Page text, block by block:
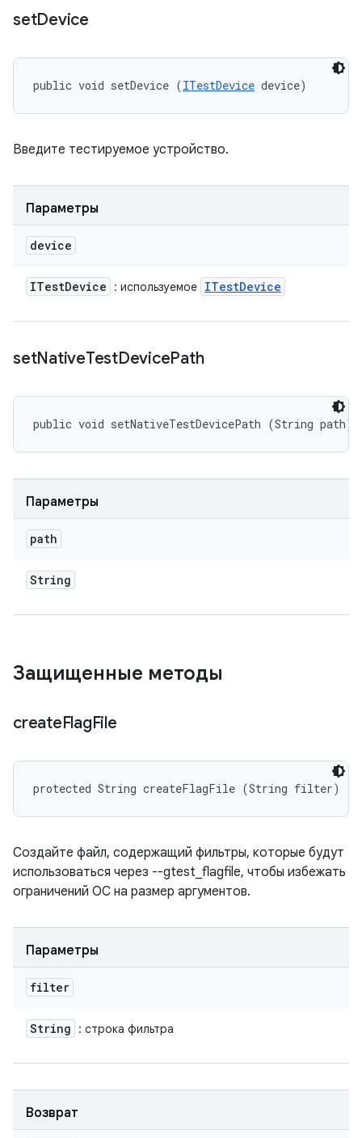
setDevice
public void setDevice (ITestDevice device)
Введите тестируемое устройство.
Параметры
device
ITestDevice : используемое ITestDevice
setNativeTestDevicePath
public void setNativeTestDevicePath (String path)
Параметры
path
String
Защищенные методы
createFlagFile
protected String createFlagFile (String filter)
Создайте файл, содержащий фильтры, которые будут
использоваться через --gtest_flagfile, чтобы избежать
ограничений ОС на размер аргументов.
Параметры
filter
String : строка фильтра
Возврат